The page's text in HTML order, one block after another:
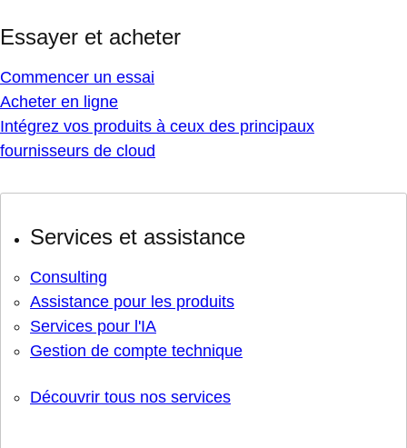
Essayer et acheter
Commencer un essai
Acheter en ligne
Intégrez vos produits à ceux des principaux
fournisseurs de cloud
Services et assistance
Consulting
Assistance pour les produits
Services pour l'IA
Gestion de compte technique
Découvrir tous nos services